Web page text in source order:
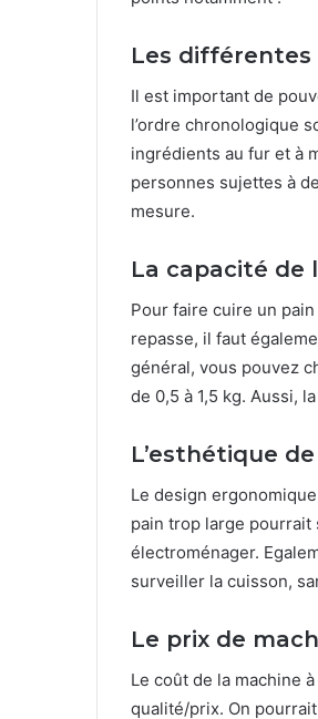
Les différentes
Il est important de
l’ordre chronologique
ingrédients au fur et à
personnes sujettes à
mesure.
La capacité de
Pour faire cuire un
repasse, il faut
général, vous pouvez
de 0,5 à 1,5 kg. Aussi,
L’esthétique
Le design
pain trop large pourrait
électroménager.
surveiller la cuisson,
Le prix de
Le coût de la machine
qualité/prix. On